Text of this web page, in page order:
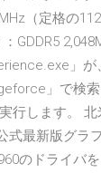
（定格の
GDDR5
」
」で検
行します。 北
式最新版グラ
のドライバ